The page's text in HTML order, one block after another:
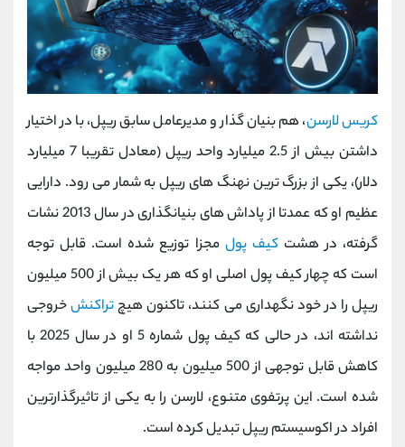
کریس لارسن، هم ‌بنیان‌ گذار و مدیرعامل سابق ریپل، با در اختیار
داشتن بیش از 2.5 میلیارد واحد ریپل (معادل تقریبا 7 میلیارد
دلار)، یکی از بزرگ‌ ترین نهنگ های ریپل به شمار می ‌رود. دارایی
عظیم او که عمدتا از پاداش ‌های بنیانگذاری در سال 2013 نشات
گرفته، در هشتکیف پول مجزا توزیع شده است. قابل توجه
است که چهار کیف پول اصلی او که هر یک بیش از 500 میلیون
ریپل را در خود نگهداری می کنند، تاکنون هیچتراکنشخروجی
نداشته ‌اند، در حالی که کیف پول شماره 5 او در سال 2025 با
کاهش قابل توجهی از 500 میلیون به 280 میلیون واحد مواجه
شده است. این پرتفوی متنوع، لارسن را به یکی از تاثیرگذارترین
افراد در اکوسیستم ریپل تبدیل کرده است.